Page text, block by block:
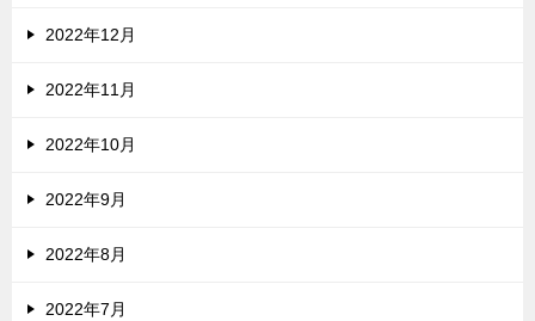
2022年12月
2022年11月
2022年10月
2022年9月
2022年8月
2022年7月